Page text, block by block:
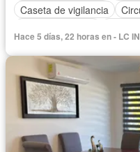
Caseta de vigilancia
Jardín
Sala polivalente
Solo familias
Hace 5 días, 22 horas en - LC